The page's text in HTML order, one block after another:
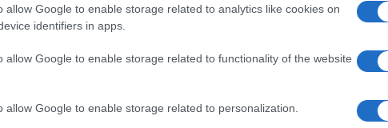
allow Google to enable storage related to analytics like cookies on
identifiers in apps.
allow Google to enable storage related to functionality of the website
allow Google to enable storage related to personalization.
riflette una consapevolezza più profonda
di queste tecnologie.
del panorama